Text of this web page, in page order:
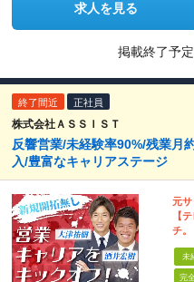
求人を見る
掲載終了予定
終了間近 正社員
株式会社ＡＳＳＩＳＴ
反響営業/未経験率90%/残業月
入/豊富なキャリアステージ
元
【
チ。
未
完